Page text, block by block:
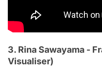
3. Rina Sawayama -
Visualiser)